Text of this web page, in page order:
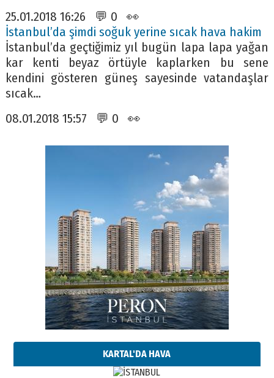
25.01.2018 16:26 💬 0 👀
İstanbul’da şimdi soğuk yerine sıcak hava hakim
İstanbul’da geçtiğimiz yıl bugün lapa lapa yağan
kar kenti beyaz örtüyle kaplarken bu sene
kendini gösteren güneş sayesinde vatandaşlar
sıcak…
08.01.2018 15:57 💬 0 👀
KARTAL'DA HAVA